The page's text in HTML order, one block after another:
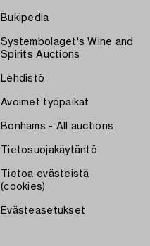
Bukipedia
Systembolaget's Wine and
Spirits Auctions
Lehdistö
Avoimet työpaikat
Bonhams - All auctions
Tietosuojakäytäntö
Tietoa evästeistä
(cookies)
Evästeasetukset